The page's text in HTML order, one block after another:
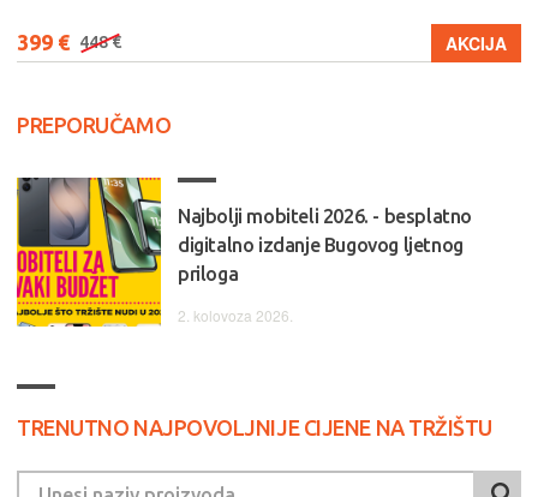
399 € 448 € AKCIJA
PREPORUČAMO
Najbolji mobiteli 2026. - besplatno
digitalno izdanje Bugovog ljetnog
priloga
2. kolovoza 2026.
TRENUTNO NAJPOVOLJNIJE CIJENE NA TRŽIŠTU